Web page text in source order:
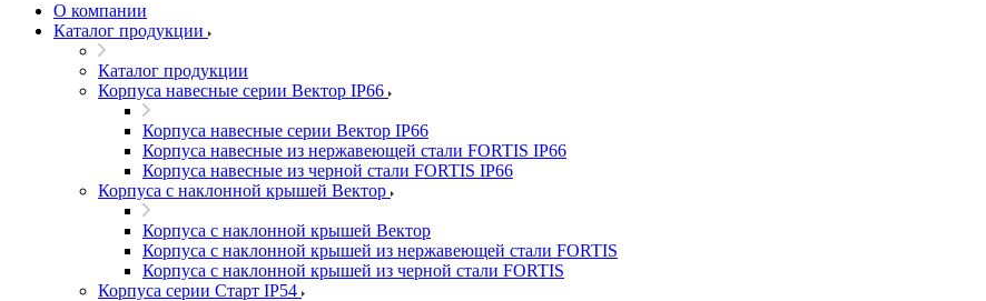
О компании
Каталог продукции
Каталог продукции
Корпуса навесные серии Вектор IP66
Корпуса навесные серии Вектор IP66
Корпуса навесные из нержавеющей стали FORTIS IP66
Корпуса навесные из черной стали FORTIS IP66
Корпуса с наклонной крышей Вектор
Корпуса с наклонной крышей Вектор
Корпуса с наклонной крышей из нержавеющей стали FORTIS
Корпуса с наклонной крышей из черной стали FORTIS
Корпуса серии Старт IP54